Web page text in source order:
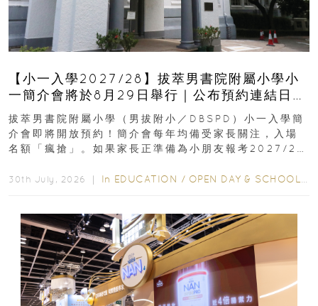
【小一入學2027/28】拔萃男書院附屬小學小
一簡介會將於8月29日舉行｜公布預約連結日期
｜更設有網上重溫
拔萃男書院附屬小學（男拔附小／DBSPD）小一入學簡
介會即將開放預約！簡介會每年均備受家長關注，入場
名額「瘋搶」。如果家長正準備為小朋友報考2027/28
30th July, 2026 ｜ In EDUCATION / OPEN DAY & SCHOOL EVENTS